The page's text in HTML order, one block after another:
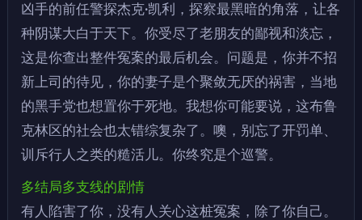
凶手的前任警探杰克·凯利，探察最黑暗的角落，让各
种阴谋大白于天下。你受尽了老朋友的鄙视和淡忘，
这是你查出整件冤案的最后机会。问题是，你并不招
新上司的待见，你的妻子是个聚敛无厌的祸害，当地
的黑手党也想置你于死地。我想你可能要说，这布鲁
克林区的社会也太错综复杂了。噢，别忘了开罚单、
训斥行人之类的糙活儿。你终究是个巡警。
多结局多支线的剧情
有人陷害了你，没有人关心这桩冤案，除了你自己。